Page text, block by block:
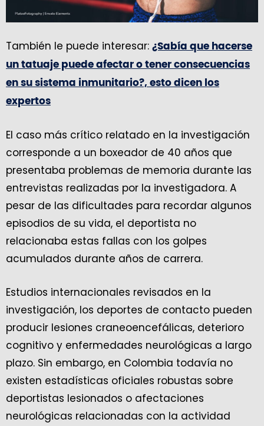
También le puede interesar: ¿Sabía que hacerse
un tatuaje puede afectar o tener consecuencias
en su sistema inmunitario?, esto dicen los
expertos
El caso más crítico relatado en la investigación
corresponde a un boxeador de 40 años que
presentaba problemas de memoria durante las
entrevistas realizadas por la investigadora. A
pesar de las dificultades para recordar algunos
episodios de su vida, el deportista no
relacionaba estas fallas con los golpes
acumulados durante años de carrera.
Estudios internacionales revisados en la
investigación, los deportes de contacto pueden
producir lesiones craneoencefálicas, deterioro
cognitivo y enfermedades neurológicas a largo
plazo. Sin embargo, en Colombia todavía no
existen estadísticas oficiales robustas sobre
deportistas lesionados o afectaciones
neurológicas relacionadas con la actividad